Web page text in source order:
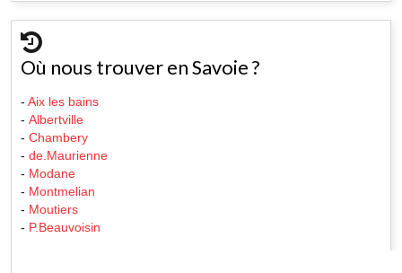
Où nous trouver en Savoie ?
- Aix les bains
- Albertville
- Chambery
- de.Maurienne
- Modane
- Montmelian
- Moutiers
- P.Beauvoisin